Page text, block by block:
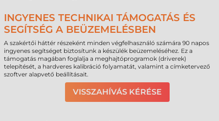
INGYENES TECHNIKAI TÁMOGATÁS ÉS
SEGÍTSÉG A BEÜZEMELÉSBEN
A szakértői háttér részeként minden végfelhasználó számára 90 napos
ingyenes segítséget biztosítunk a készülék beüzemeléséhez. Ez a
támogatás magában foglalja a meghajtóprogramok (driverek)
telepítését, a hardveres kalibráció folyamatát, valamint a címketervező
szoftver alapvető beállításait.
VISSZAHÍVÁS KÉRÉSE